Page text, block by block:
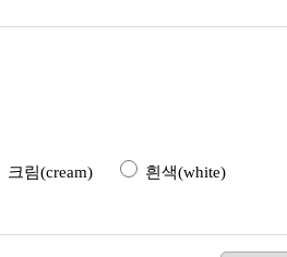
크림(cream) 흰색(white)